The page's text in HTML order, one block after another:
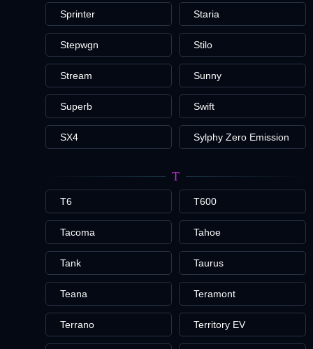
Sprinter Staria
Stepwgn Stilo
Stream Sunny
Superb Swift
SX4 Sylphy Zero Emission
T
T6 T600
Tacoma Tahoe
Tank Taurus
Teana Teramont
Terrano Territory EV